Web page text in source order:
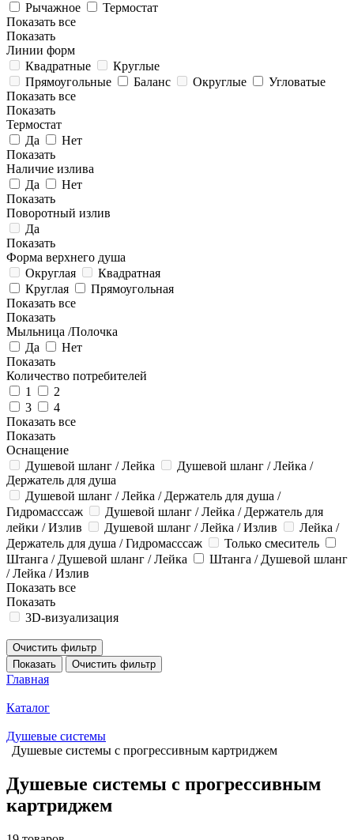
Рычажное
Термостат
Показать все
Показать
Линии форм
Квадратные
Круглые
Прямоугольные
Баланс Округлые
Угловатые
Показать все
Показать
Термостат
Да
Нет
Показать
Наличие излива
Да
Нет
Показать
Поворотный излив
Да
Показать
Форма верхнего душа
Округлая
Квадратная
Круглая
Прямоугольная
Показать все
Показать
Мыльница /Полочка
Да
Нет
Показать
Количество потребителей
1
2
3
4
Показать все
Показать
Оснащение
Душевой шланг / Лейка
Душевой шланг / Лейка /
Держатель для душа
Душевой шланг / Лейка / Держатель для душа /
Гидромасссаж
Душевой шланг / Лейка / Держатель для
лейки / Излив
Душевой шланг / Лейка / Излив
Лейка /
Держатель для душа / Гидромасссаж
Только смеситель
Штанга / Душевой шланг / Лейка
Штанга / Душевой шланг
/ Лейка / Излив
Показать все
Показать
3D-визуализация
Очистить фильтр
Показать
Очистить фильтр
Главная
Каталог
Душевые системы
Душевые системы с прогрессивным картриджем
Душевые системы с прогрессивным
картриджем